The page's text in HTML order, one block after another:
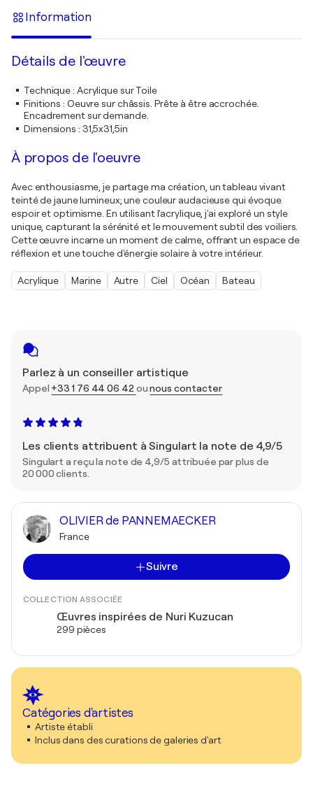
Parlez à un conseiller artistique
Appel +33 1 76 44 06 42 ounous contacter
Les clients attribuent à Singulart la note de 4,9/5
Singulart a reçu la note de 4,9/5 attribuée par plus de
20 000 clients.
OLIVIER de PANNEMAECKER
France
Suivre
COLLECTION ASSOCIÉE
Œuvres inspirées de Nuri Kuzucan
299 pièces
Catégories d'artistes
Artiste établi
Inclus dans des curations de galeries d'art
Information
Détails de l'œuvre
Technique: Acrylique sur Toile
Finitions : Oeuvre sur châssis. Prête à être accrochée.
Encadrement sur demande.
Dimensions : 31,5x31,5in
À propos de l'oeuvre
Avec enthousiasme, je partage ma création, un tableau vivant
teinté de jaune lumineux; une couleur audacieuse qui évoque
espoir et optimisme. En utilisant l'acrylique, j'ai exploré un style
unique, capturant la sérénité et le mouvement subtil des voiliers.
Cette œuvre incarne un moment de calme, offrant un espace de
réflexion et une touche d'énergie solaire à votre intérieur.
Acrylique Marine Autre Ciel Océan Bateau